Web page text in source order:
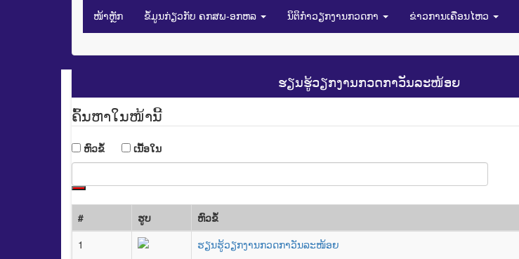
ໜ້າຫຼັກ ຂໍ້ມູນກ່ຽວກັບ ຄກສພ-ອກຫລ ນິຕິກໍາວຽກງານກວດກາ ຂ່າວການເຄື່ອນໄຫວ
ຮຽນຮູ້ວຽກງານກວດກາວັນລະໜ້ອຍ
ຄົ້ນ​ຫາ​ໃນ​ໜ້ານີ້
​ຫົວ​ຂໍ້ ​ເນື້ອ​ໃນ
# ຮູບ ​ຫົວ​ຂໍ້
1
ຮຽນຮູ້ວຽກງານກວດກາວັນລະໜ້ອຍ